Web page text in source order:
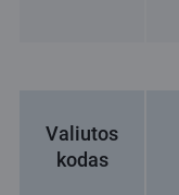
Valiutos
kodas